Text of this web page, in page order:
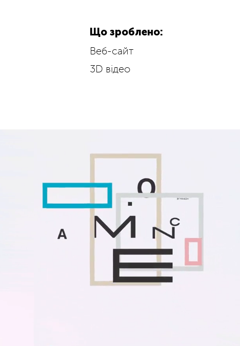
Що зроблено:
Веб-сайт
3D відео